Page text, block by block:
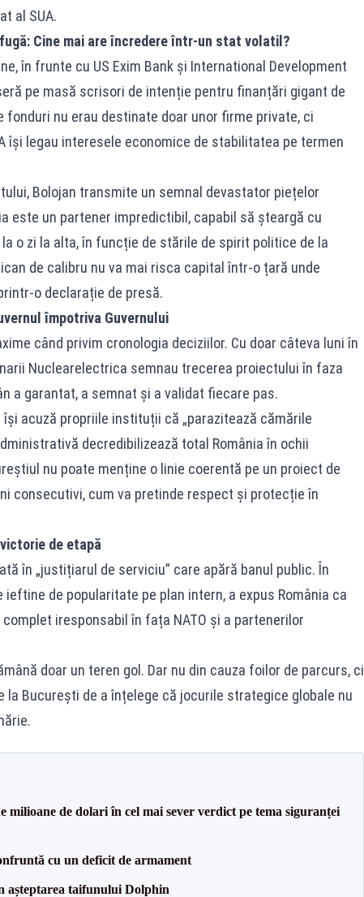
al SUA.
Cine mai are încredere într-un stat volatil?
în frunte cu US Exim Bank și International Development
pe masă scrisori de intenție pentru finanțări gigant de
fonduri nu erau destinate doar unor firme private, ci
își legau interesele economice de stabilitatea pe termen
Bolojan transmite un semnal devastator piețelor
este un partener impredictibil, capabil să șteargă cu
o zi la alta, în funcție de stările de spirit politice de la
de calibru nu va mai risca capital într-o țară unde
o declarație de presă.
împotriva Guvernului
când privim cronologia deciziilor. Cu doar câteva luni în
Nuclearelectrica semnau trecerea proiectului în faza
a garantat, a semnat și a validat fiecare pas.
acuză propriile instituții că „parazitează cămările
decredibilizează total România în ochii
nu poate menține o linie coerentă pe un proiect de
consecutivi, cum va pretinde respect și protecție în
de etapă
în „justițiarul de serviciu” care apără banul public. În
de popularitate pe plan intern, a expus România ca
iresponsabil în fața NATO și a partenerilor
doar un teren gol. Dar nu din cauza foilor de parcurs, ci
la București de a înțelege că jocurile strategice globale nu
milioane de dolari în cel mai sever verdict pe tema siguranței
cu un deficit de armament
așteptarea taifunului Dolphin